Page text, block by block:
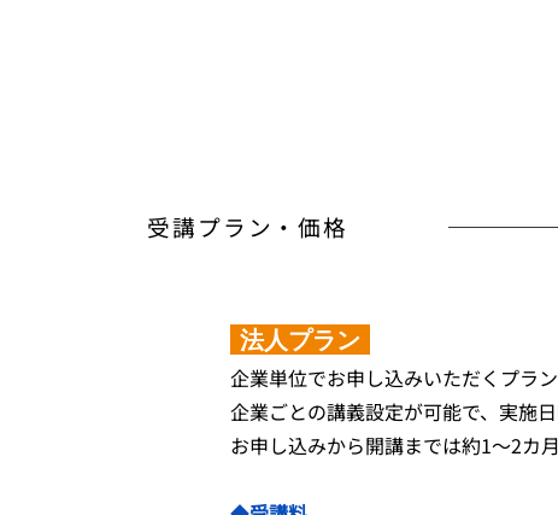
受講プラン・価格
法人プラン
企業単位でお申し込みいただくプラン
企業ごとの講義設定が可能で、実施
お申し込みから開講までは約1〜2カ月